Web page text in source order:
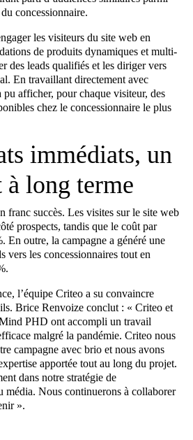
concessionnaire.
les visiteurs du site web en
de produits dynamiques et multi-
des leads qualifiés et les diriger vers
En travaillant directement avec
pu afficher, pour chaque visiteur, des
chez le concessionnaire le plus
immédiats, un
à long terme
franc succès. Les visites sur le site web
prospects, tandis que le coût par
En outre, la campagne a généré une
vers les concessionnaires tout en
l’équipe Criteo a su convaincre
Brice Renvoize conclut : « Criteo et
PHD ont accompli un travail
malgré la pandémie. Criteo nous
campagne avec brio et nous avons
apportée tout au long du projet.
dans notre stratégie de
média. Nous continuerons à collaborer
».